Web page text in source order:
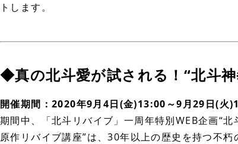
トします。
◆真の北斗愛が試される！“北斗
開催期間：2020年9月4日(金)13:00～9月29日(火
期間中、「北斗リバイブ」一周年特別WEB企画“
原作リバイブ講座”は、30年以上の歴史を持つ不